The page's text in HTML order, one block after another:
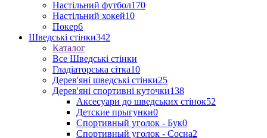
Настільний футбол170
Настільний хокей10
Покер6
Шведські стінки342
Каталог
Все Шведські стінки
Гладіаторська сітка10
Дерев'яні шведські стінки25
Дерев'яні спортивні куточки138
Аксесуари до шведських стінок52
Детские прыгунки0
Спортивный уголок - Бук0
Спортивный уголок - Сосна2